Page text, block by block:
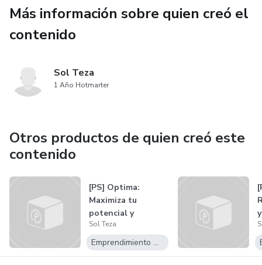
cuando enfrentas obstáculos. MomentumX no solo te
ayudará a generar esa energía constante, sino también a
lleva tu vida al siguiente nivel.
Más información sobre quien creó el
contenido
Sol Teza
1 Año Hotmarter
Otros productos de quien creó este
contenido
[PS] Optima:
Maximiza tu
potencial y
conquista tus
sueños
Sol Teza
Emprendimiento Digital